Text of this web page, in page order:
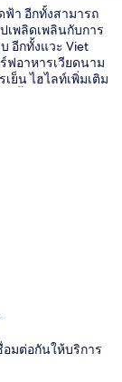
ฟ้า อีกทั้งสามารถ
เพลิดเพลินกับการ
อีกทั้งแวะ Viet
ฟอาหารเวียดนาม
ย็น ไฮไลท์เพิ่มเติม
าน ที่พักนี้อยู่ใกล้
ะ 12 นาทีถึง
อมต่อกันให้บริการ